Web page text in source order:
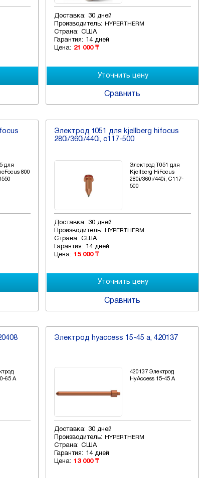
Доставка: 30 дней
Производитель:
HYPERTHERM
Страна: США
Гарантия:
14 дней
Цена: 21 000 ₸
Сравнить
для
800
Электрод t051 для kjellberg hifocus
280i/360i/440i, c117-500
Электрод T051 для
Kjellberg HiFocus
280i/360i/440i, C117-
500
Доставка: 30 дней
Производитель:
HYPERTHERM
Страна: США
Гарантия:
14 дней
Цена: 15 000 ₸
Сравнить
65 A
Электрод hyaccess 15-45 a, 420137
420137 Электрод
HyAccess 15-45 A
Доставка: 30 дней
Производитель:
HYPERTHERM
Страна: США
Гарантия: 14 дней
Цена: 13 000 ₸